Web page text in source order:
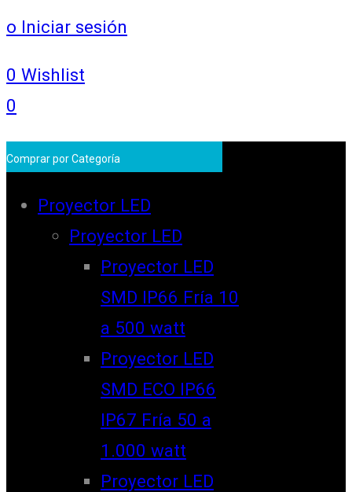
o Iniciar sesión
0 Wishlist
0
Comprar por Categoría
Proyector LED
Proyector LED
Proyector LED
SMD IP66 Fría 10
a 500 watt
Proyector LED
SMD ECO IP66
IP67 Fría 50 a
1.000 watt
Proyector LED